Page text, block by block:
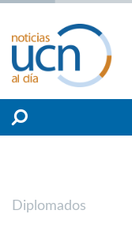
Diplomados